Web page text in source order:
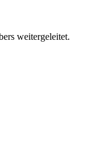
weitergeleitet.